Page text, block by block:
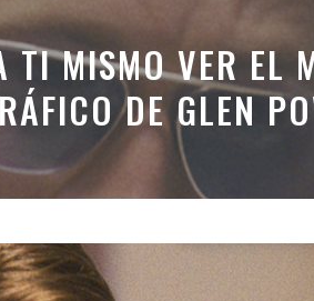
MISMO VER EL
DE GLEN